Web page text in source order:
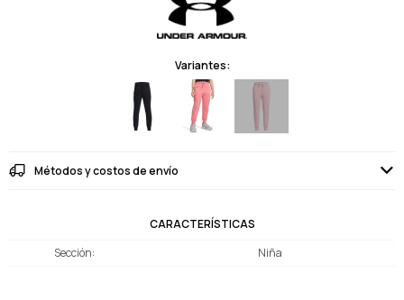
Variantes:
Métodos y costos de envío
CARACTERÍSTICAS
Sección
Niña